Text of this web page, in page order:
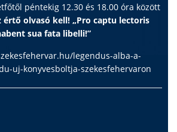
péntekig 12.30 és 18.00 óra között
értő olvasó kell! „Pro captu lectoris
sua fata libelli!”
legendus-alba-a-
uj-konyvesboltja-szekesfehervaron